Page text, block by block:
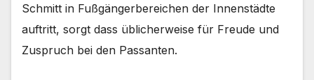
Schmitt in Fußgängerbereichen der Innenstädte
auftritt, sorgt dass üblicherweise für Freude und
Zuspruch bei den Passanten.